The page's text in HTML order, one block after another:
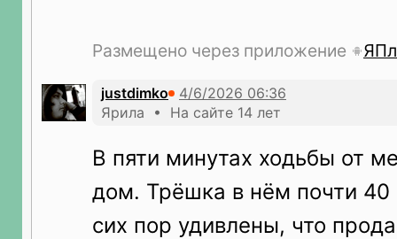
Размещено через приложение
justdimko
Ярила • На сайте 14 лет
В пяти минутах ходьбы от
дом. Трёшка в нём почти
сих пор удивлены, что